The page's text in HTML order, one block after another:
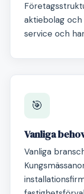
aktiebolag
service och
🎯
Vanliga
Vanliga